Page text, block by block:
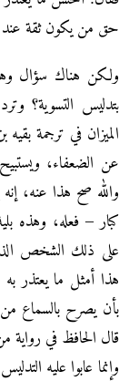
حق من يكون ثقة
ولكن هناك سؤال
بتدليس التسوية؟
الميزان في ترجمة
عن الضعفاء،
والله صح هذا عنه،
كبار – فعله، وهذه
على ذلك الشخص
هذا أمثل ما يعتذر
بأن يصرح بالسماع
قال الحافظ في
وإنما عابوا عليه